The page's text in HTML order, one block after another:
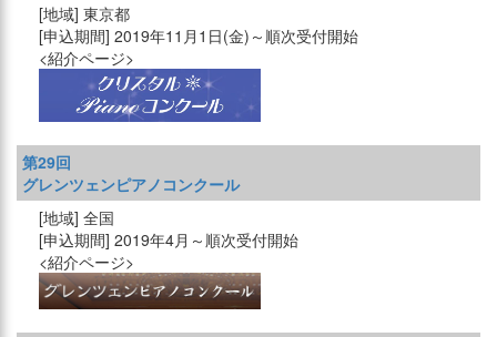
東京都
2019年11月1日(金)～順次受付開始
第29回
グレンツェンピアノコンクール
全国
2019年4月～順次受付開始